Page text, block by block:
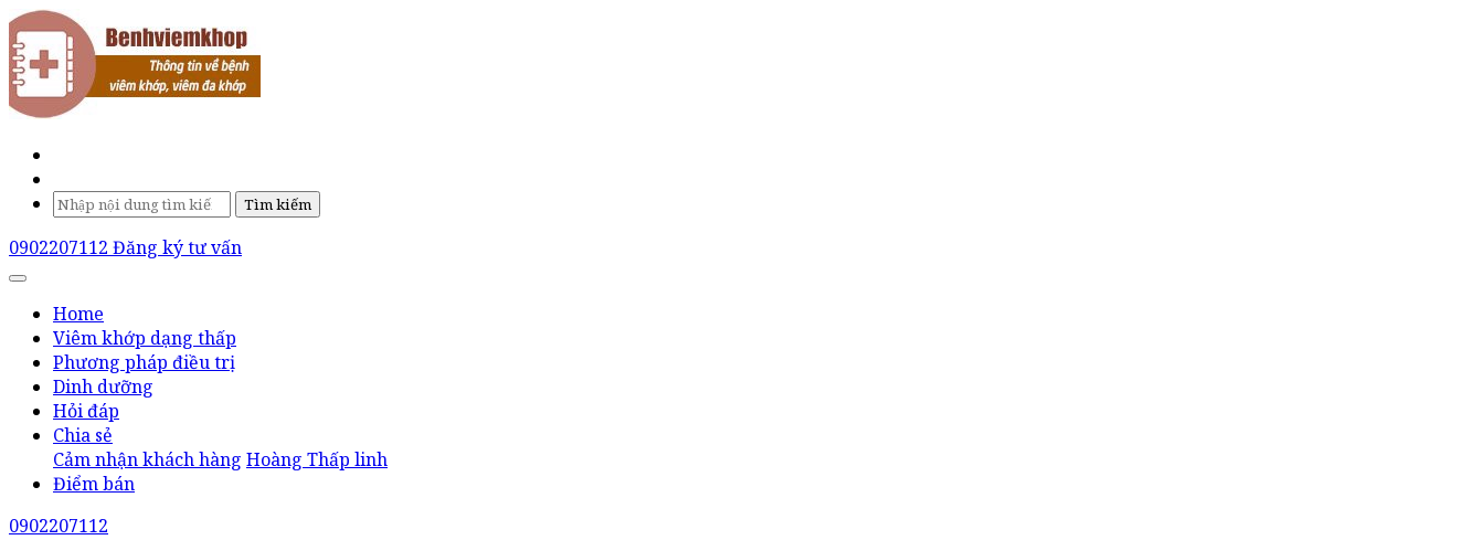
Tìm kiếm
0902207112 Đăng ký tư vấn
Home
Viêm khớp dạng thấp
Phương pháp điều trị
Dinh dưỡng
Hỏi đáp
Chia sẻ
Cảm nhận khách hàng Hoàng Thấp linh
Điểm bán
0902207112